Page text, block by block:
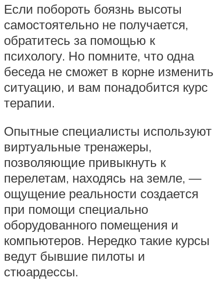
Если побороть боязнь высоты
самостоятельно не получается,
обратитесь за помощью к
психологу. Но помните, что одна
беседа не сможет в корне изменить
ситуацию, и вам понадобится курс
терапии.
Опытные специалисты используют
виртуальные тренажеры,
позволяющие привыкнуть к
перелетам, находясь на земле, —
ощущение реальности создается
при помощи специально
оборудованного помещения и
компьютеров. Нередко такие курсы
ведут бывшие пилоты и
стюардессы.